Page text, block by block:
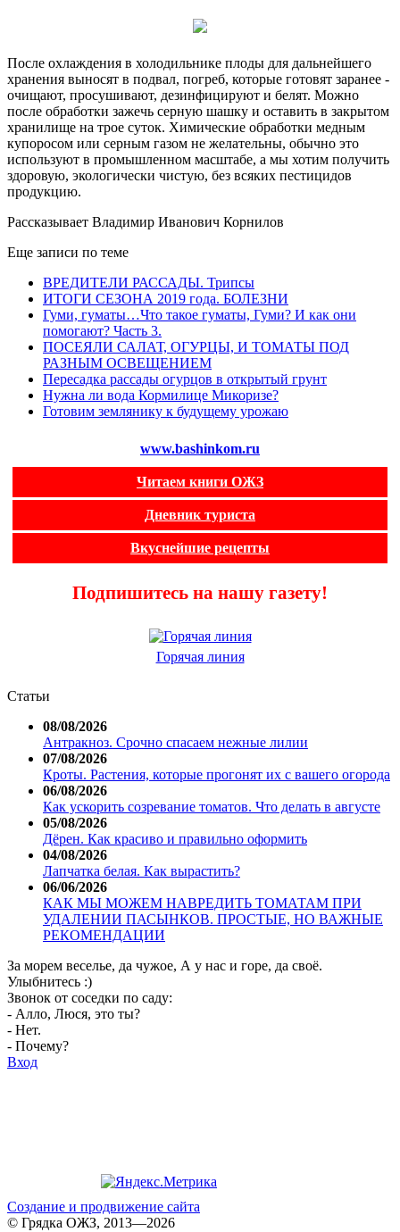
После охлаждения в холодильнике плоды для дальнейшего
хранения выносят в подвал, погреб, которые готовят заранее -
очищают, просушивают, дезинфицируют и белят. Можно
после обработки зажечь серную шашку и оставить в закрытом
хранилище на трое суток. Химические обработки медным
купоросом или серным газом не желательны, обычно это
используют в промышленном масштабе, а мы хотим получить
здоровую, экологически чистую, без всяких пестицидов
продукцию.
Рассказывает Владимир Иванович Корнилов
Еще записи по теме
ВРЕДИТЕЛИ РАССАДЫ. Трипсы
ИТОГИ СЕЗОНА 2019 года. БОЛЕЗНИ
Гуми, гуматы…Что такое гуматы, Гуми? И как они
помогают? Часть 3.
ПОСЕЯЛИ САЛАТ, ОГУРЦЫ, И ТОМАТЫ ПОД
РАЗНЫМ ОСВЕЩЕНИЕМ
Пересадка рассады огурцов в открытый грунт
Нужна ли вода Кормилице Микоризе?
Готовим землянику к будущему урожаю
www.bashinkom.ru
Читаем книги ОЖЗ
Дневник туриста
Вкуснейшие рецепты
Подпишитесь на нашу газету!
Горячая линия
Статьи
08/08/2026
Антракноз. Срочно спасаем нежные лилии
07/08/2026
Кроты. Растения, которые прогонят их с вашего огорода
06/08/2026
Как ускорить созревание томатов. Что делать в августе
05/08/2026
Дёрен. Как красиво и правильно оформить
04/08/2026
Лапчатка белая. Как вырастить?
06/06/2026
КАК МЫ МОЖЕМ НАВРЕДИТЬ ТОМАТАМ ПРИ
УДАЛЕНИИ ПАСЫНКОВ. ПРОСТЫЕ, НО ВАЖНЫЕ
РЕКОМЕНДАЦИИ
За морем веселье, да чужое, А у нас и горе, да своё.
Улыбнитесь :)
Звонок от соседки по саду:
- Алло, Люся, это ты?
- Нет.
- Почему?
Вход
Создание и продвижение сайта
© Грядка ОЖЗ, 2013—2026